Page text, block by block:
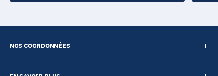
NOS COORDONNÉES